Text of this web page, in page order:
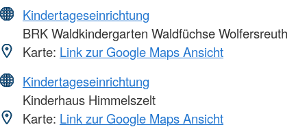
Kindertageseinrichtung
BRK Waldkindergarten Waldfüchse Wolfersreuth
Karte: Link zur Google Maps Ansicht
Kindertageseinrichtung
Kinderhaus Himmelszelt
Karte: Link zur Google Maps Ansicht